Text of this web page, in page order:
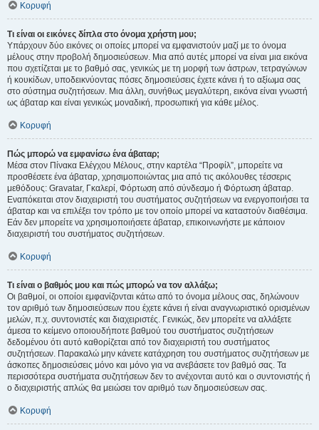
Κορυφή
Τι είναι οι εικόνες δίπλα στο όνομα χρήστη μου;
Υπάρχουν δύο εικόνες οι οποίες μπορεί να εμφανιστούν μαζί με το όνομα
μέλους στην προβολή δημοσιεύσεων. Μια από αυτές μπορεί να είναι μια εικόνα
που σχετίζεται με το βαθμό σας, γενικώς με τη μορφή των άστρων, τετραγώνων
ή κουκίδων, υποδεικνύοντας πόσες δημοσιεύσεις έχετε κάνει ή το αξίωμα σας
στο σύστημα συζητήσεων. Μια άλλη, συνήθως μεγαλύτερη, εικόνα είναι γνωστή
ως άβαταρ και είναι γενικώς μοναδική, προσωπική για κάθε μέλος.
Κορυφή
Πώς μπορώ να εμφανίσω ένα άβαταρ;
Μέσα στον Πίνακα Ελέγχου Μέλους, στην καρτέλα “Προφίλ”, μπορείτε να
προσθέσετε ένα άβαταρ, χρησιμοποιώντας μια από τις ακόλουθες τέσσερις
μεθόδους: Gravatar, Γκαλερί, Φόρτωση από σύνδεσμο ή Φόρτωση άβαταρ.
Εναπόκειται στον διαχειριστή του συστήματος συζητήσεων να ενεργοποιήσει τα
άβαταρ και να επιλέξει τον τρόπο με τον οποίο μπορεί να καταστούν διαθέσιμα.
Εάν δεν μπορείτε να χρησιμοποιήσετε άβαταρ, επικοινωνήστε με κάποιον
διαχειριστή του συστήματος συζητήσεων.
Κορυφή
Τι είναι ο βαθμός μου και πώς μπορώ να τον αλλάξω;
Οι βαθμοί, οι οποίοι εμφανίζονται κάτω από το όνομα μέλους σας, δηλώνουν
τον αριθμό των δημοσιεύσεων που έχετε κάνει ή είναι αναγνωριστικό ορισμένων
μελών, π.χ. συντονιστές και διαχειριστές. Γενικώς, δεν μπορείτε να αλλάξετε
άμεσα το κείμενο οποιουδήποτε βαθμού του συστήματος συζητήσεων
δεδομένου ότι αυτό καθορίζεται από τον διαχειριστή του συστήματος
συζητήσεων. Παρακαλώ μην κάνετε κατάχρηση του συστήματος συζητήσεων με
άσκοπες δημοσιεύσεις μόνο και μόνο για να ανεβάσετε τον βαθμό σας. Τα
περισσότερα συστήματα συζητήσεων δεν το ανέχονται αυτό και ο συντονιστής ή
ο διαχειριστής απλώς θα μειώσει τον αριθμό των δημοσιεύσεων σας.
Κορυφή